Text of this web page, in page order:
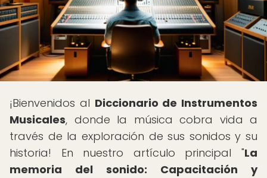
¡Bienvenidos al Diccionario de Instrumentos
Musicales, donde la música cobra vida a
través de la exploración de sus sonidos y su
historia! En nuestro artículo principal "La
memoria del sonido: Capacitación y